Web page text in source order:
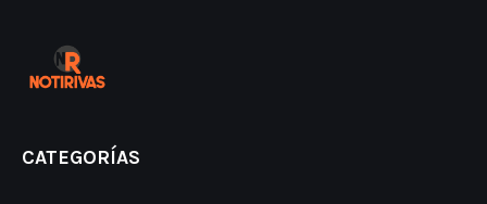
CATEGORÍAS